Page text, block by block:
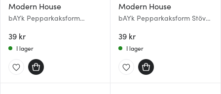
Modern House
bAYk Pepparkaksform
39 kr
I lager
Modern House
bAYk Pepparkaksform Stövel
39 kr
I lager